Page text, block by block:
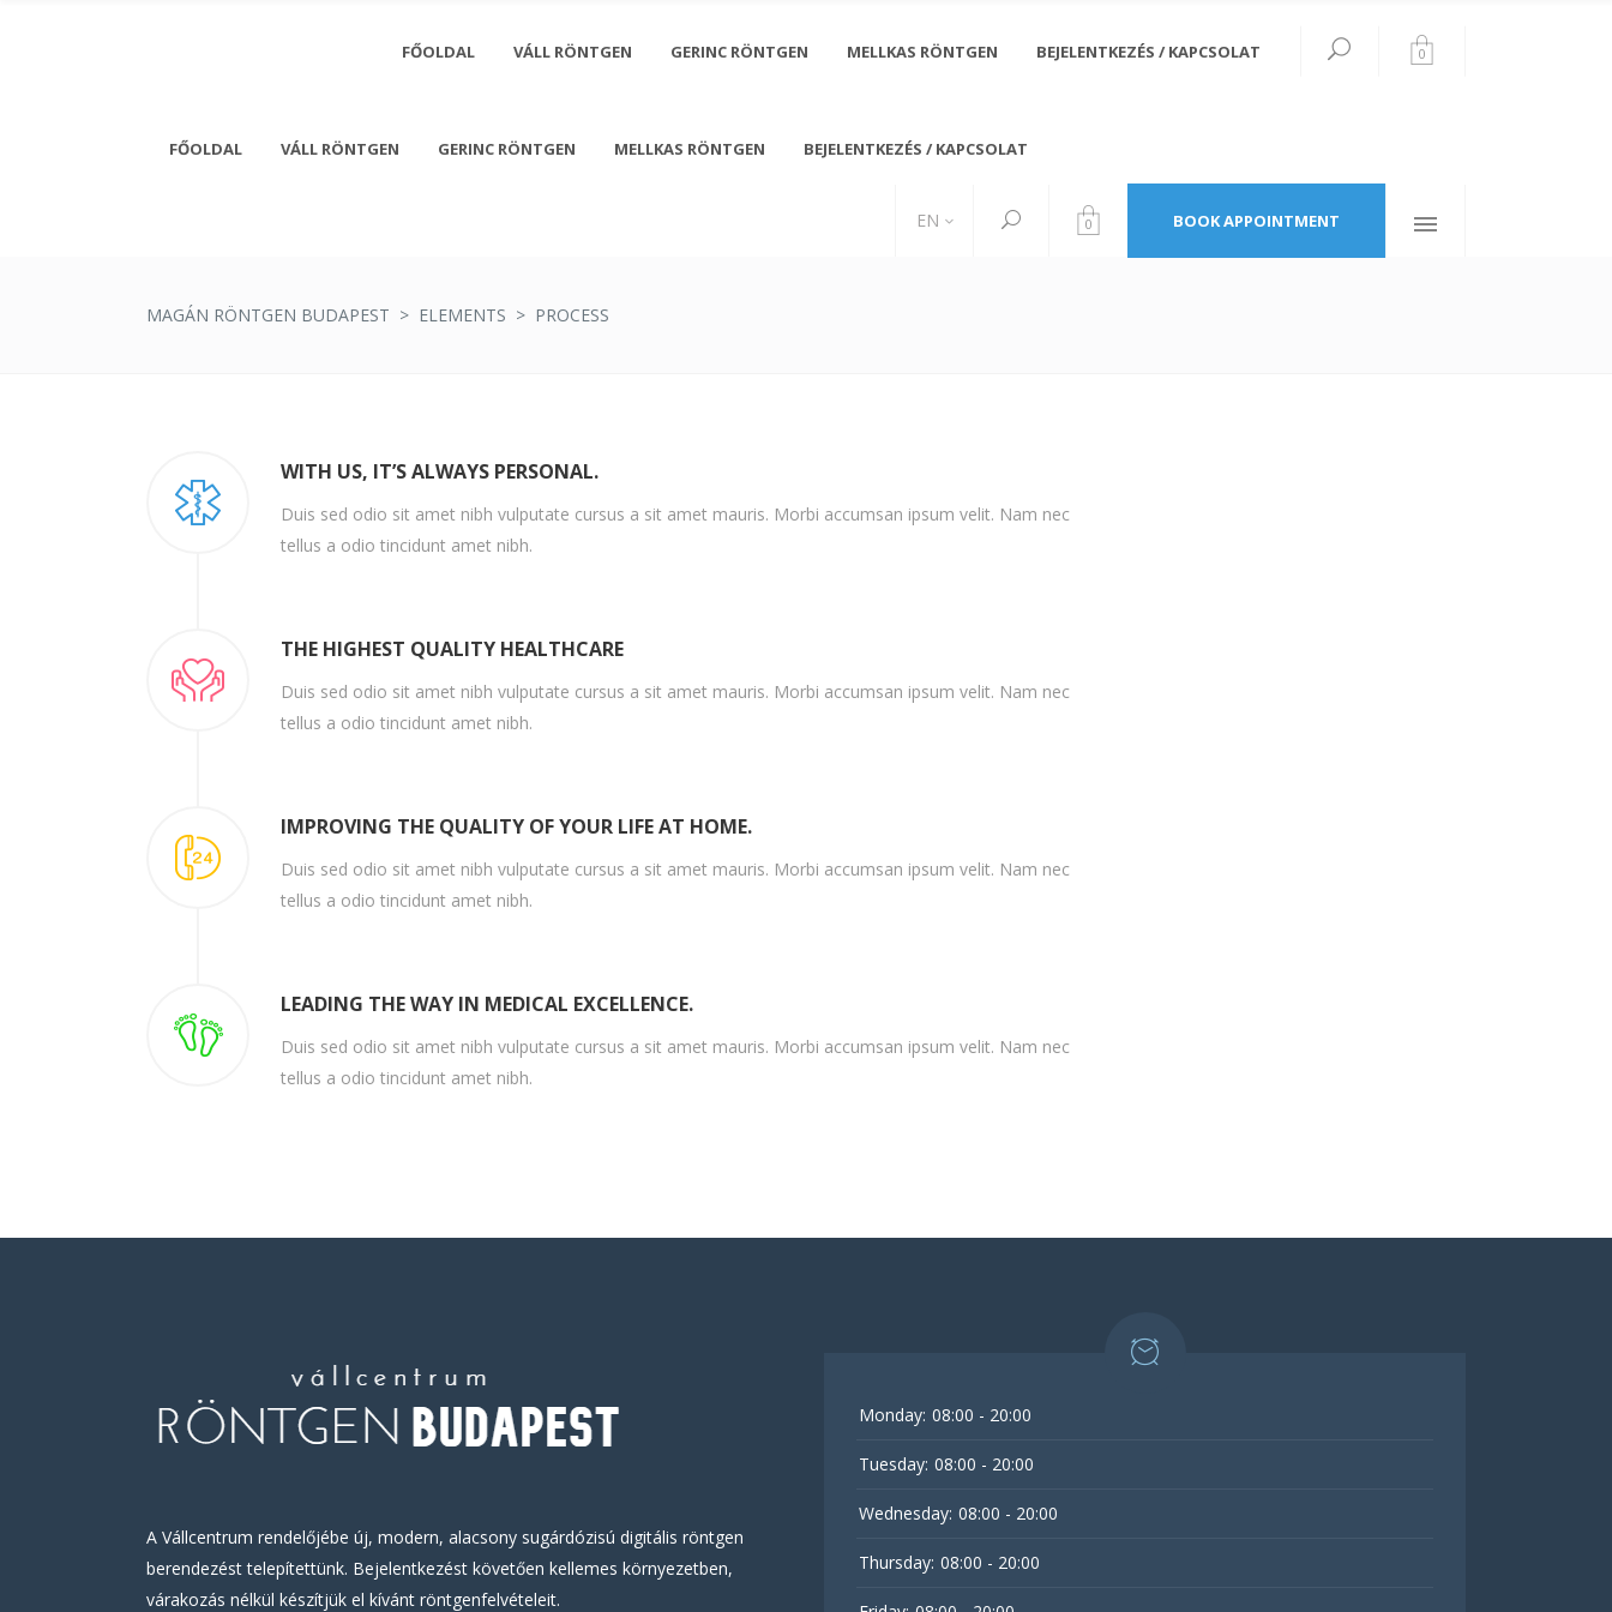
Monday - Friday 08:00 - 20:00
+ 0800 2466 7921
New York, W2 3XE
FŐOLDAL VÁLL RÖNTGEN GERINC RÖNTGEN MELLKAS RÖNTGEN BEJELENTKEZÉS / KAPCSOLAT
EN 0 BOOK APPOINTMENT
FŐOLDAL VÁLL RÖNTGEN GERINC RÖNTGEN MELLKAS RÖNTGEN BEJELENTKEZÉS / KAPCSOLAT 0
MAGÁN RÖNTGEN BUDAPEST > ELEMENTS > PROCESS
WITH US, IT’S ALWAYS PERSONAL.
Duis sed odio sit amet nibh vulputate cursus a sit amet mauris. Morbi accumsan ipsum velit. Nam nec
tellus a odio tincidunt amet nibh.
THE HIGHEST QUALITY HEALTHCARE
Duis sed odio sit amet nibh vulputate cursus a sit amet mauris. Morbi accumsan ipsum velit. Nam nec
tellus a odio tincidunt amet nibh.
IMPROVING THE QUALITY OF YOUR LIFE AT HOME.
Duis sed odio sit amet nibh vulputate cursus a sit amet mauris. Morbi accumsan ipsum velit. Nam nec
tellus a odio tincidunt amet nibh.
LEADING THE WAY IN MEDICAL EXCELLENCE.
Duis sed odio sit amet nibh vulputate cursus a sit amet mauris. Morbi accumsan ipsum velit. Nam nec
tellus a odio tincidunt amet nibh.
A Vállcentrum rendelőjébe új, modern, alacsony sugárdózisú digitális röntgen
berendezést telepítettünk. Bejelentkezést követően kellemes környezetben,
várakozás nélkül készítjük el kívánt röntgenfelvételeit.
Monday: 08:00 - 20:00
Tuesday: 08:00 - 20:00
Wednesday: 08:00 - 20:00
Thursday: 08:00 - 20:00